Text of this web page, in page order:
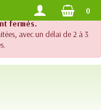
support téléphonique
fermés.
avec un délai de 2 à 3
DES 120.- 0